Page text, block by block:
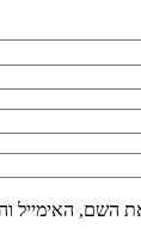
השם, האימייל